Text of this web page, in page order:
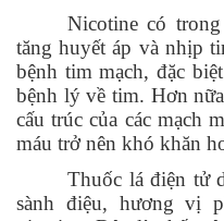
Nicotine có
tăng huyết áp và nhịp
bệnh tim mạch, đặc
bệnh lý về tim. Hơn
cấu trúc của các mạch
máu trở nên khó khăn
Thuốc lá điện tử
sành điệu, hương vị